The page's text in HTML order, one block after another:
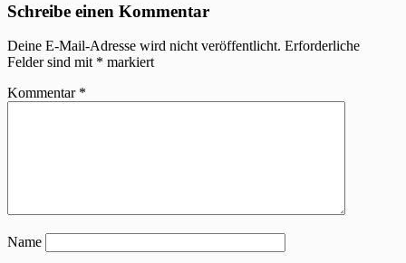
Schreibe einen Kommentar
Deine E-Mail-Adresse wird nicht veröffentlicht. Erforderliche
Felder sind mit * markiert
Kommentar *
Name